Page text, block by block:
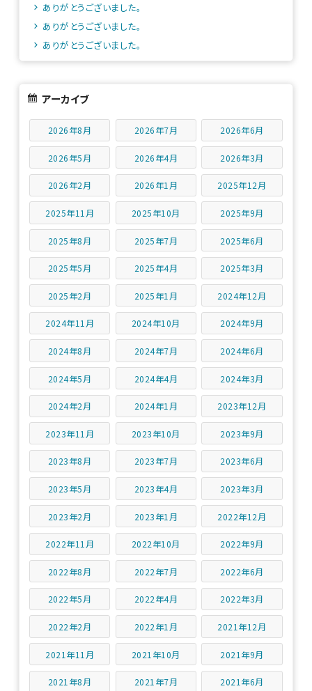
ありがとうございました。
ありがとうございました。
ありがとうございました。
アーカイブ
2026年8月 2026年7月 2026年6月
2026年5月 2026年4月 2026年3月
2026年2月 2026年1月 2025年12月
2025年11月 2025年10月 2025年9月
2025年8月 2025年7月 2025年6月
2025年5月 2025年4月 2025年3月
2025年2月 2025年1月 2024年12月
2024年11月 2024年10月 2024年9月
2024年8月 2024年7月 2024年6月
2024年5月 2024年4月 2024年3月
2024年2月 2024年1月 2023年12月
2023年11月 2023年10月 2023年9月
2023年8月 2023年7月 2023年6月
2023年5月 2023年4月 2023年3月
2023年2月 2023年1月 2022年12月
2022年11月 2022年10月 2022年9月
2022年8月 2022年7月 2022年6月
2022年5月 2022年4月 2022年3月
2022年2月 2022年1月 2021年12月
2021年11月 2021年10月 2021年9月
2021年8月 2021年7月 2021年6月